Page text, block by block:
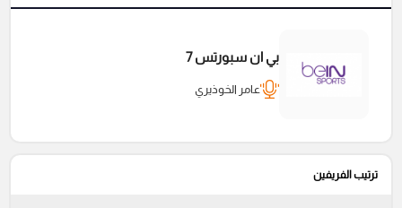
بي ان سبورتس 7
عامر الخوذيري
ترتيب الفريفين